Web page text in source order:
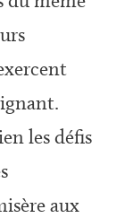
les défis
aux